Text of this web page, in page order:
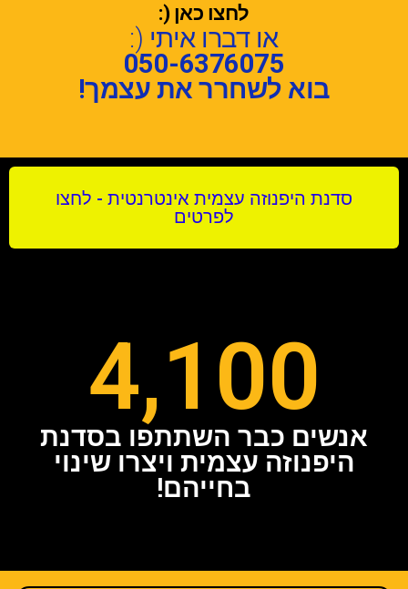
לחצו כאן (:
או דברו איתי (:
050-6376075
בוא לשחרר את עצמך!
סדנת היפנוזה עצמית אינטרנטית - לחצו
לפרטים
4,100
אנשים כבר השתתפו בסדנת
היפנוזה עצמית ויצרו שינוי
בחייהם!